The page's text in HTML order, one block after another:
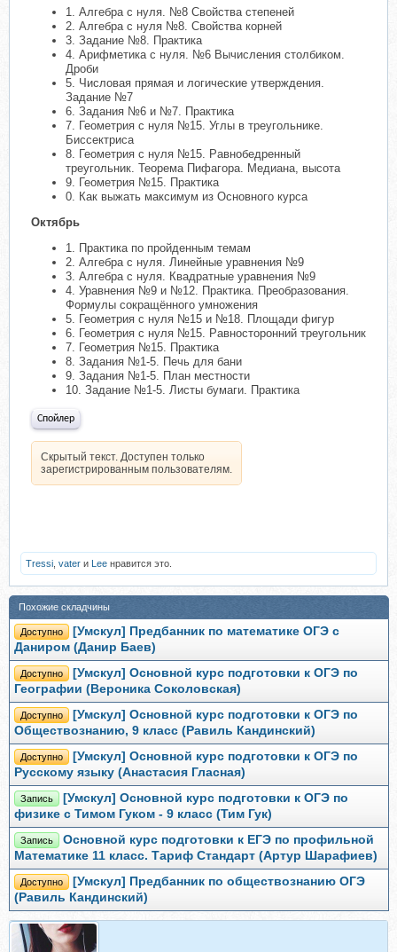
1. Алгебра с нуля. №8 Свойства степеней
2. Алгебра с нуля №8. Свойства корней
3. Задание №8. Практика
4. Арифметика с нуля. №6 Вычисления столбиком.
Дроби
5. Числовая прямая и логические утверждения.
Задание №7
6. Задания №6 и №7. Практика
7. Геометрия с нуля №15. Углы в треугольнике.
Биссектриса
8. Геометрия с нуля №15. Равнобедренный
треугольник. Теорема Пифагора. Медиана, высота
9. Геометрия №15. Практика
0. Как выжать максимум из Основного курса
Октябрь
1. Практика по пройденным темам
2. Алгебра с нуля. Линейные уравнения №9
3. Алгебра с нуля. Квадратные уравнения №9
4. Уравнения №9 и №12. Практика. Преобразования.
Формулы сокращённого умножения
5. Геометрия с нуля №15 и №18. Площади фигур
6. Геометрия с нуля №15. Равносторонний треугольник
7. Геометрия №15. Практика
8. Задания №1-5. Печь для бани
9. Задания №1-5. План местности
10. Задание №1-5. Листы бумаги. Практика
Спойлер
Скрытый текст. Доступен только
зарегистрированным пользователям.
Tressi vater и Lee нравится это.
Похожие складчины
Доступно
[Умскул] Предбанник по математике ОГЭ с
Даниром (Данир Баев)
Доступно
[Умскул] Основной курс подготовки к ОГЭ по
Географии (Вероника Соколовская)
Доступно
[Умскул] Основной курс подготовки к ОГЭ по
Обществознанию, 9 класс (Равиль Кандинский)
Доступно
[Умскул] Основной курс подготовки к ОГЭ по
Русскому языку (Анастасия Гласная)
Запись
[Умскул] Основной курс подготовки к ОГЭ по
физике с Тимом Гуком - 9 класс (Тим Гук)
Запись
Основной курс подготовки к ЕГЭ по профильной
Математике 11 класс. Тариф Стандарт (Артур Шарафиев)
Доступно
[Умскул] Предбанник по обществознанию ОГЭ
(Равиль Кандинский)